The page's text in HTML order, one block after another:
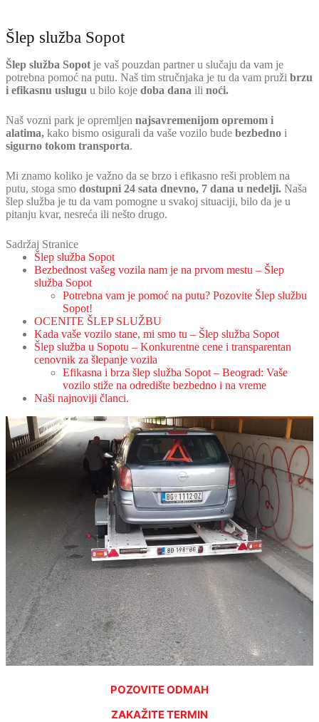
Šlep služba Sopot
Šlep služba Sopot je vaš pouzdan partner u slučaju da vam je
potrebna pomoć na putu. Naš tim stručnjaka je tu da vam pruži brzu
i efikasnu uslugu u bilo koje doba dana ili noći.
Naš vozni park je opremljen najsavremenijom opremom i
alatima, kako bismo osigurali da vaše vozilo bude bezbedno i
sigurno tokom transporta.
Mi znamo koliko je važno da se brzo i efikasno reši problem na
putu, stoga smo dostupni 24 sata dnevno, 7 dana u nedelji. Naša
šlep služba je tu da vam pomogne u svakoj situaciji, bilo da je u
pitanju kvar, nesreća ili nešto drugo.
Sadržaj Stranice
Šlep služba Sopot
Bezbednost vašeg vozila nam je na prvom mestu – Šlep
služba Sopot
Potrebna vam je pomoć na putu? Pozovite Šlep službu
Sopot!
OCENITE ŠLEP SLUŽBU
Kada vaše vozilo stane, mi smo tu – Šlep služba Sopot
Šlep služba u Sopotu – Konkurentne cene i transparentan
cenovnik za šlepanje vozila
Efikasna i brza šlep služba Sopot – Beograd: Vaše
vozilo stiže na odredište bezbedno i na vreme
Naši najnoviji članci.
POZOVITE ODMAH
ZAKAŽITE TERMIN